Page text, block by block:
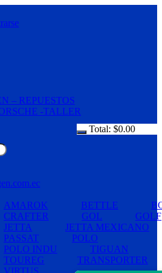
Total: $0.00
AMAROK BETTLE
CRAFTER
GOL
GOLF
JETTA
JETTA MEXICANO
PASSAT
POLO
POLO INDU
TIGUAN
TOUREG
TRANSPORTER
VIRTUS